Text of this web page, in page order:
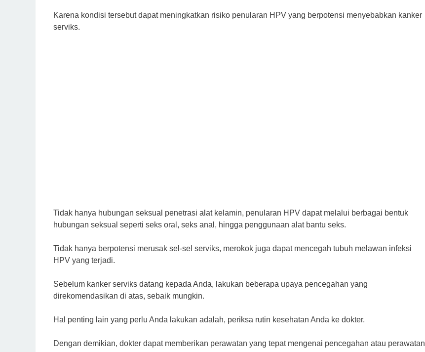
Karena kondisi tersebut dapat meningkatkan risiko penularan HPV yang berpotensi menyebabkan kanker
serviks.
Tidak hanya hubungan seksual penetrasi alat kelamin, penularan HPV dapat melalui berbagai bentuk
hubungan seksual seperti seks oral, seks anal, hingga penggunaan alat bantu seks.
Tidak hanya berpotensi merusak sel-sel serviks, merokok juga dapat mencegah tubuh melawan infeksi
HPV yang terjadi.
Sebelum kanker serviks datang kepada Anda, lakukan beberapa upaya pencegahan yang
direkomendasikan di atas, sebaik mungkin.
Hal penting lain yang perlu Anda lakukan adalah, periksa rutin kesehatan Anda ke dokter.
Dengan demikian, dokter dapat memberikan perawatan yang tepat mengenai pencegahan atau perawatan